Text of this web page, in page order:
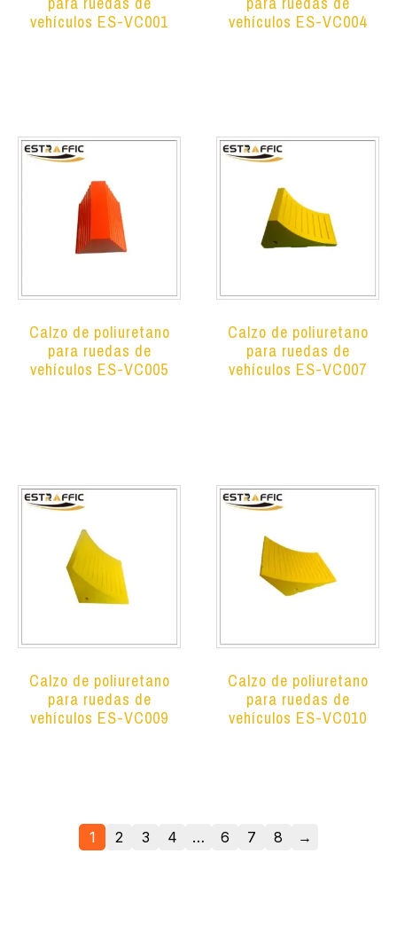
vehículos ES-VC001
vehículos ES-VC004
Calzo de poliuretano
para ruedas de
vehículos ES-VC005
Calzo de poliuretano
para ruedas de
vehículos ES-VC007
Calzo de poliuretano
para ruedas de
vehículos ES-VC009
Calzo de poliuretano
para ruedas de
vehículos ES-VC010
1 2 3 4 … 6 7 8 →